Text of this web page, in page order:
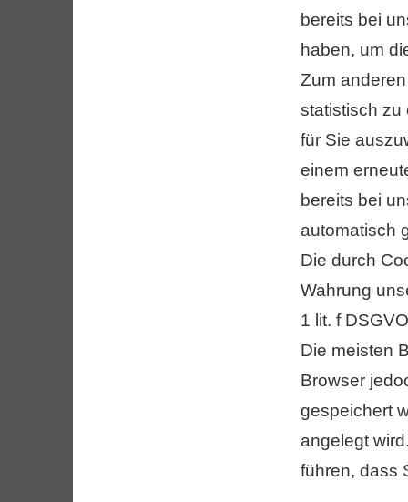
bereits bei
haben, um
Zum
statistisch zu
für Sie
einem
bereits bei
automatisch
Die durch
Wahrung
1 lit. f
Die meisten
Browser
gespeichert
angelegt
führen, dass